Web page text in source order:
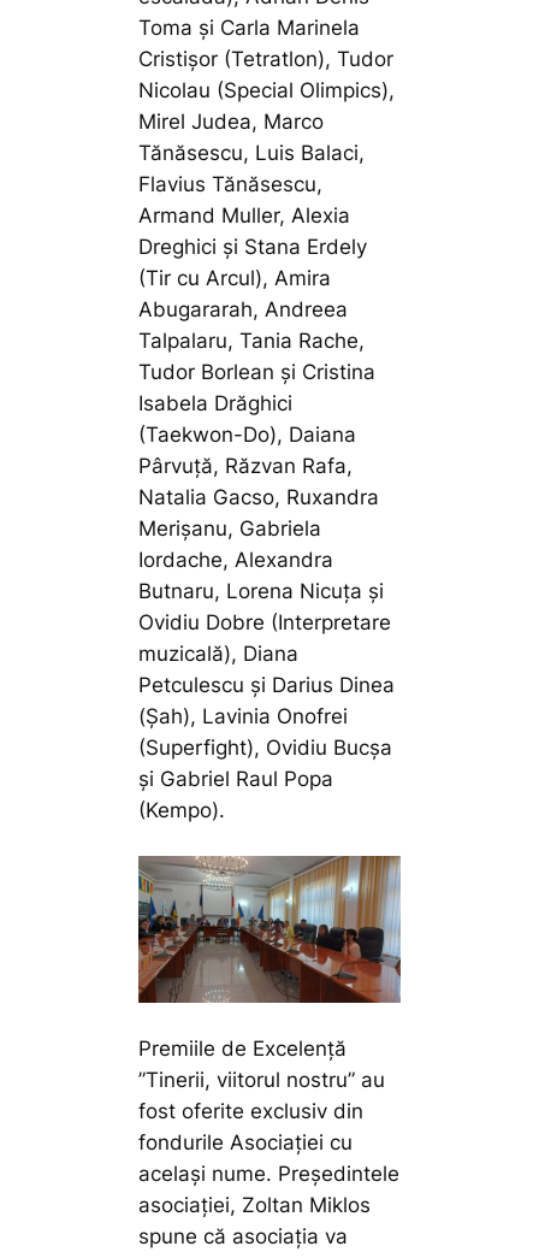
Toma și Carla Marinela
Cristișor (Tetratlon), Tudor
Nicolau (Special Olimpics),
Mirel Judea, Marco
Tănăsescu, Luis Balaci,
Flavius Tănăsescu,
Armand Muller, Alexia
Dreghici și Stana Erdely
(Tir cu Arcul), Amira
Abugararah, Andreea
Talpalaru, Tania Rache,
Tudor Borlean și Cristina
Isabela Drăghici
(Taekwon-Do), Daiana
Pârvuță, Răzvan Rafa,
Natalia Gacso, Ruxandra
Merișanu, Gabriela
Iordache, Alexandra
Butnaru, Lorena Nicuța și
Ovidiu Dobre (Interpretare
muzicală), Diana
Petculescu și Darius Dinea
(Șah), Lavinia Onofrei
(Superfight), Ovidiu Bucșa
și Gabriel Raul Popa
(Kempo).
Premiile de Excelență
”Tinerii, viitorul nostru” au
fost oferite exclusiv din
fondurile Asociației cu
același nume. Președintele
asociației, Zoltan Miklos
spune că asociația va